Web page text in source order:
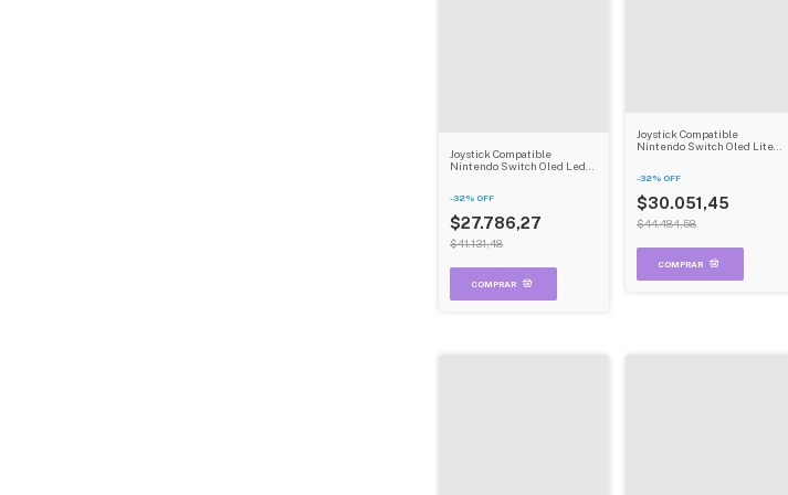
Joystick Compatible
Nintendo Switch Oled Led
-32% OFF
$27.786,27
$41.131,48
Joystick Compatible
Nintendo Switch Oled Lite
-32% OFF
$30.051,45
$44.484,58